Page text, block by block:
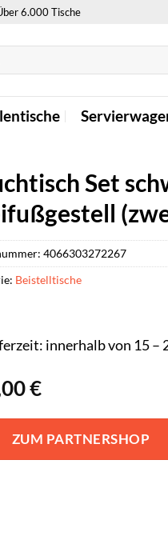
6.000 Tische
Set
€
innerhalb von 15 –
ZUM PARTNERSHOP
4066303272267
Beistelltische